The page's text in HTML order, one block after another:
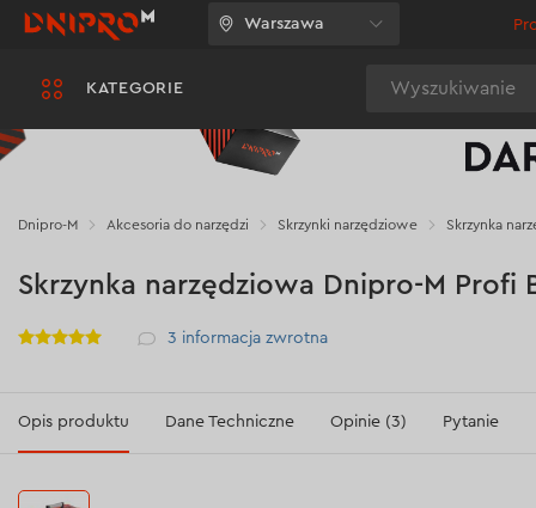
KATEGORIE
Warszawa
Dnipro-M Akcesoria do narzędzi Skrzynki narzędziowe Skrzynka
Skrzynka narzędziowa Dnipro-M Profi
Рейтинг 3 informacja zwrotna
Opis produktu Dane Techniczne Opinie (3) Pytanie